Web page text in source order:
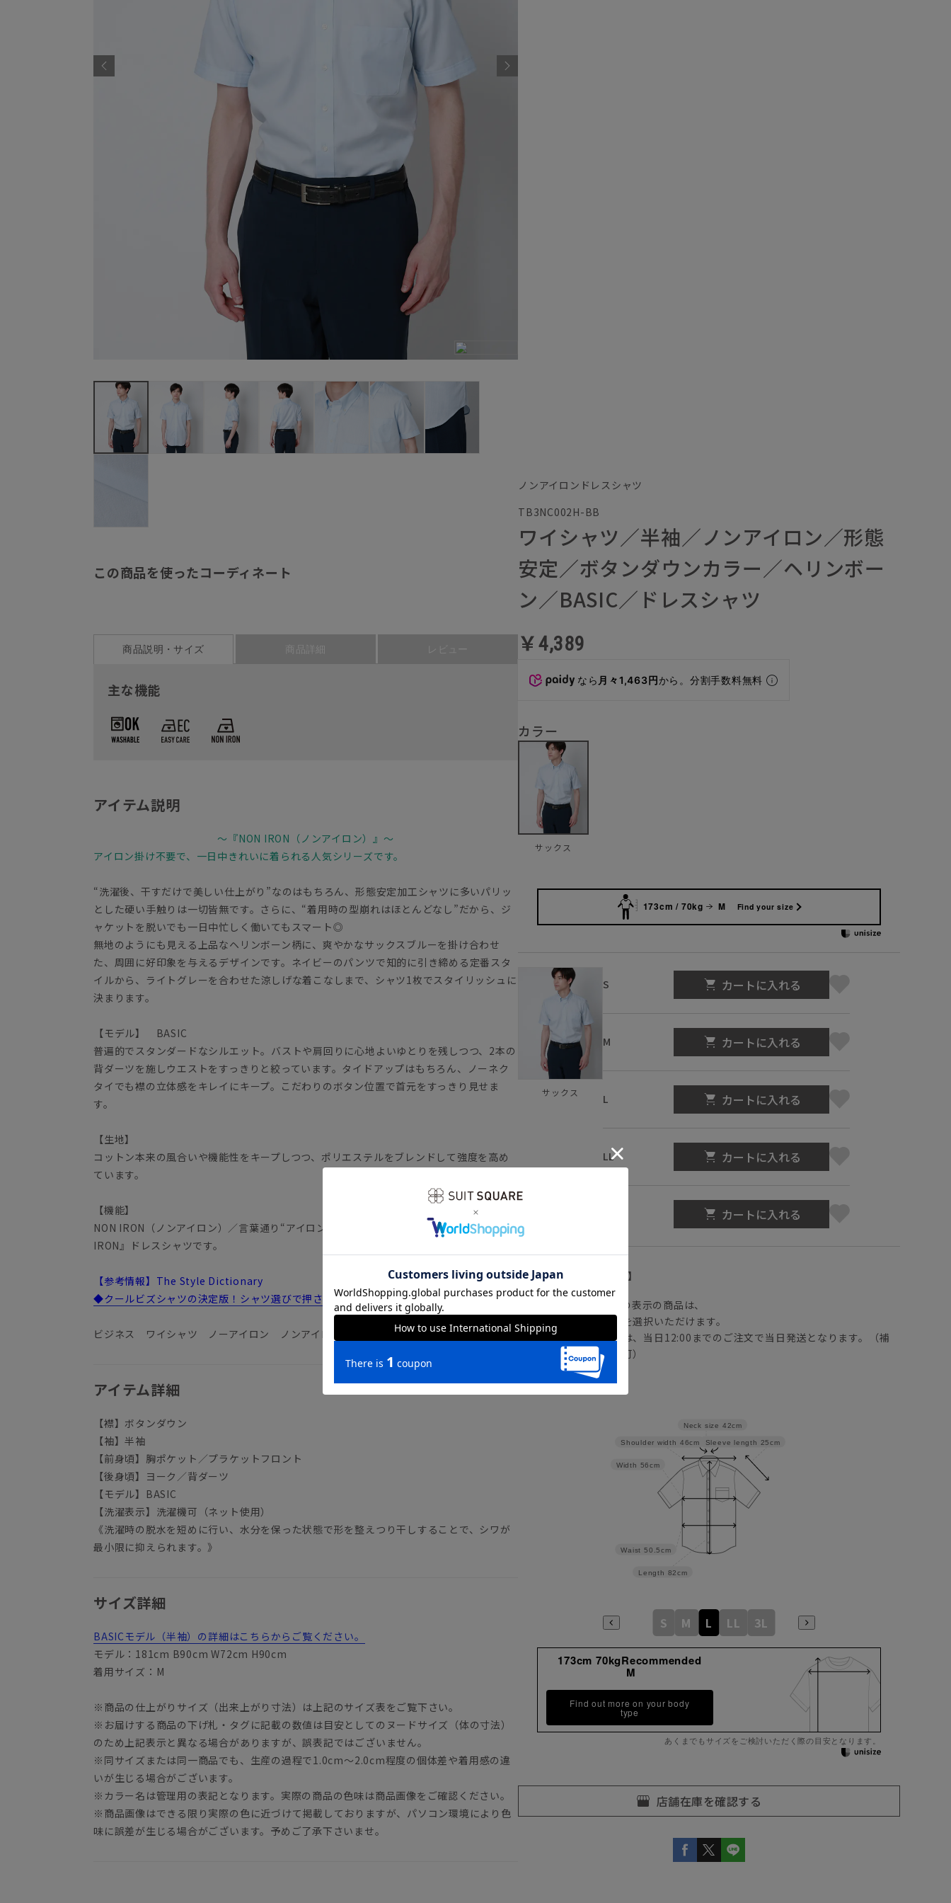
この商品を使ったコーディネート
商品説明・サイズ 商品詳細 レビュー
主な機能
アイテム説明
～『NON IRON（ノンアイロン）』～
アイロン掛け不要で、一日中きれいに着られる人気シリーズです。
“洗濯後、干すだけで美しい仕上がり”なのはもちろん、形態安定加工シャツに多いパリッ
とした硬い手触りは一切皆無です。さらに、“着用時の型崩れはほとんどなし”だから、ジ
ャケットを脱いでも一日中忙しく働いてもスマート◎
無地のようにも見える上品なヘリンボーン柄に、爽やかなサックスブルーを掛け合わせ
た、周囲に好印象を与えるデザインです。ネイビーのパンツで知的に引き締める定番スタ
イルから、ライトグレーを合わせた涼しげな着こなしまで、シャツ1枚でスタイリッシュに
決まります。
【モデル】 BASIC
普遍的でスタンダードなシルエット。バストや肩回りに心地よいゆとりを残しつつ、2本の
背ダーツを施しウエストをすっきりと絞っています。タイドアップはもちろん、ノーネク
タイでも襟の立体感をキレイにキープ。こだわりのボタン位置で首元をすっきり見せま
す。
【生地】
コットン本来の風合いや機能性をキープしつつ、ポリエステルをブレンドして強度を高め
ています。
【機能】
NON IRON（ノンアイロン）／言葉通り“アイロン掛けが不要”な、画期的な『NON
IRON』ドレスシャツです。
【参考情報】The Style Dictionary
◆クールビズシャツの決定版！シャツ選びで押さえるべきポイントを徹底解説
ビジネス ワイシャツ ノーアイロン ノンアイロン イージーケア 形態安定
アイテム詳細
【襟】ボタンダウン
【袖】半袖
【前身頃】胸ポケット／プラケットフロント
【後身頃】ヨーク／背ダーツ
【モデル】BASIC
【洗濯表示】洗濯機可（ネット使用）
《洗濯時の脱水を短めに行い、水分を保った状態で形を整えつり干しすることで、シワが
最小限に抑えられます。》
サイズ詳細
BASICモデル（半袖）の詳細はこちらからご覧ください。
モデル：181cm B90cm W72cm H90cm
着用サイズ：M
※商品の仕上がりサイズ（出来上がり寸法）は上記のサイズ表をご覧下さい。
※お届けする商品の下げ札・タグに記載の数値は目安としてのヌードサイズ（体の寸法）
のため上記表示と異なる場合がありますが、誤表記ではございません。
※同サイズまたは同一商品でも、生産の過程で1.0cm～2.0cm程度の個体差や着用感の違
いが生じる場合がございます。
※カラー名は管理用の表記となります。実際の商品の色味は商品画像をご確認ください。
※商品画像はできる限り実際の色に近づけて掲載しておりますが、パソコン環境により色
味に誤差が生じる場合がございます。予めご了承下さいませ。
ノンアイロンドレスシャツ
TB3NC002H-BB
ワイシャツ／半袖／ノンアイロン／形態
安定／ボタンダウンカラー／ヘリンボー
ン／BASIC／ドレスシャツ
￥4,389
なら 月々1,463円から。分割手数料無料
カラー
サックス
173cm / 70kg M Find your size
サックス
S カートに入れる
M カートに入れる
L カートに入れる
LL カートに入れる
カートに入れる
【 アイコンについて】
の表示の商品は、
注文画面でお急ぎ発送を選択いただけます。
さらにメルマガ会員様は、当日12:00までのご注文で当日発送となります。（補
正商品の場合は対応不可）
詳しくはこちら
Sleeve length 25cm
Neck size 42cm
Length 82cm
Waist 50.5cm
Width 56cm
Shoulder width 46cm
S M L LL 3L
173cm 70kgRecommended
M
Find out more on your body
type
あくまでもサイズをご検討いただく際の目安となります。